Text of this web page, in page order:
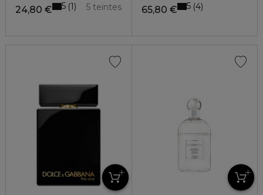
24,80 € 5 teintes
5 1 65,80 € 5 4